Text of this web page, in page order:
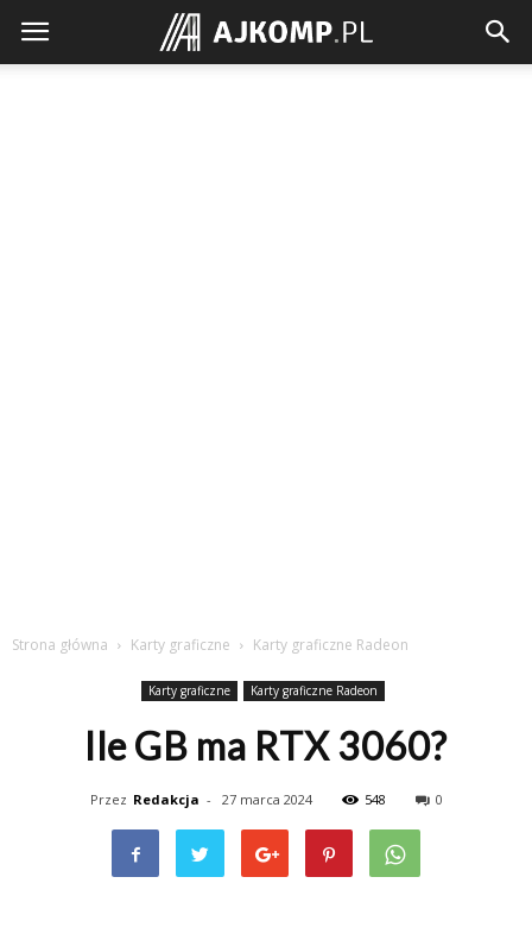
Ajkomp.pl
Strona główna Karty graficzne Karty graficzne Radeon
Karty graficzne Karty graficzne Radeon
Ile GB ma RTX 3060?
Przez Redakcja - 27 marca 2024 548 0